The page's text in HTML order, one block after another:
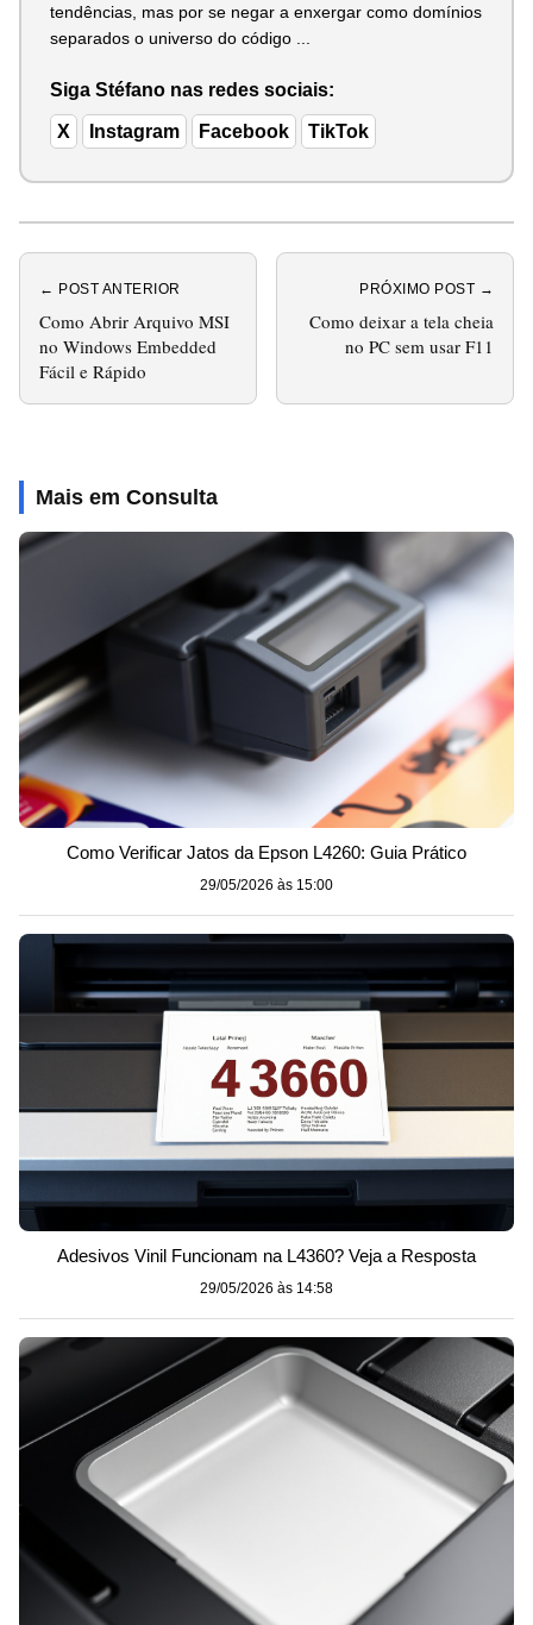
tendências, mas por se negar a enxergar como domínios
separados o universo do código ...
Siga Stéfano nas redes sociais:
X Instagram Facebook TikTok
← POST ANTERIOR
Como Abrir Arquivo MSI
no Windows Embedded
Fácil e Rápido
PRÓXIMO POST →
Como deixar a tela cheia
no PC sem usar F11
Mais em Consulta
Como Verificar Jatos da Epson L4260: Guia Prático
29/05/2026 às 15:00
Adesivos Vinil Funcionam na L4360? Veja a Resposta
29/05/2026 às 14:58